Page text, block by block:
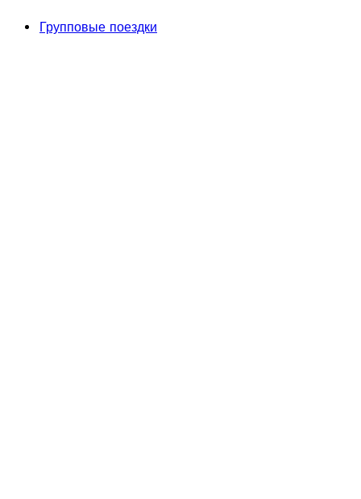
Групповые поездки